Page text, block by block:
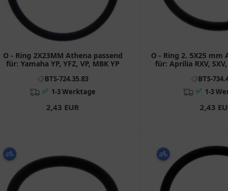
O - Ring 2X23MM Athena passend
für: Yamaha YP, YFZ, VP, MBK YP
BTS-724.35.83
✅ 1-3 Werktage
2,43 EUR
O - Ring 2. 5X25 mm
für: Aprilia RXV,
BTS-
✅ 1-3
2,43